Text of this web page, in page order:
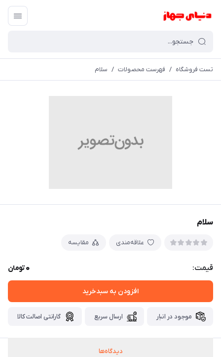
تست فروشگاه / فهرست محصولات / سلام
سلام
علاقه‌مندی مقایسه
قیمت: 0تومان
افزودن به سبدخرید
موجود در انبار ارسال سریع گارانتی اصالت کالا
دیدگاه‌ها